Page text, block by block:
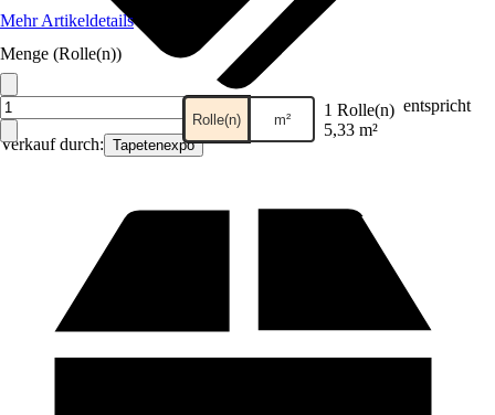
Verkauf durch: Tapetenexpo
Mehr Artikeldetails
Menge (Rolle(n))
Rolle(n) m² 1 Rolle(n) entspricht
5,33 m²